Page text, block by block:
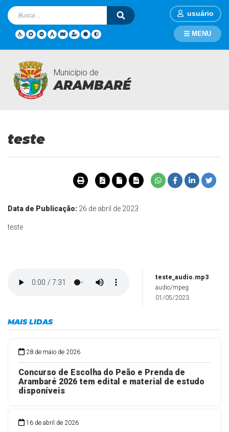
usuário
Município de
ARAMBARÉ
MENU
Mídia Áudios Página Inicial
teste
Data de Publicação: 26 de abril de 2023
teste
teste_audio.mp3
audio/mpeg
01/05/2023
MAIS LIDAS
28 de maio de 2026
Concurso de Escolha do Peão e Prenda de
Arambaré 2026 tem edital e material de estudo
disponíveis
16 de abril de 2026